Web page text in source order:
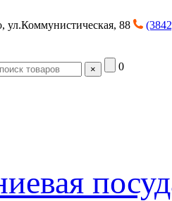
ул.Коммунистическая, 88
× 0